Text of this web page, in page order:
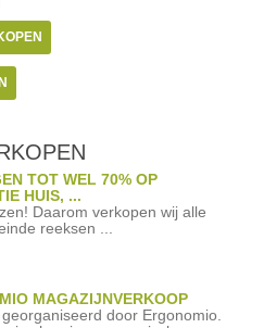
TOT WEL 70% OP
HUIS, ...
Daarom verkopen wij alle
reeksen ...
MAGAZIJNVERKOOP
door Ergonomio.